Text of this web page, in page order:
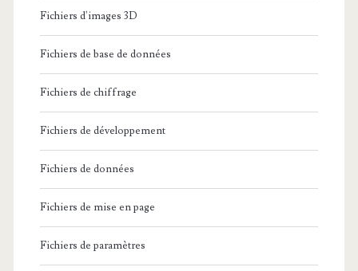
Fichiers d'images 3D
Fichiers de base de données
Fichiers de chiffrage
Fichiers de développement
Fichiers de données
Fichiers de mise en page
Fichiers de paramètres